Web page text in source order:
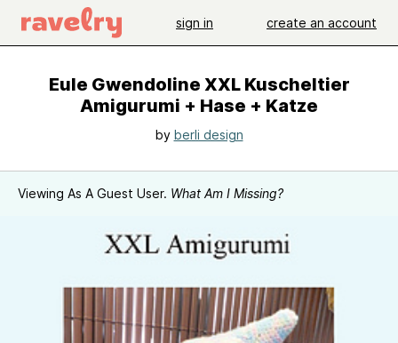
sign in create an account
Eule Gwendoline XXL Kuscheltier
Amigurumi + Hase + Katze
by berli design
Viewing As A Guest User. What Am I Missing?